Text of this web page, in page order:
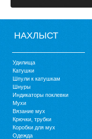
НАХЛЫСТ
Удилища
Катушки
Шпули к катушкам
Шнуры
Индикаторы поклевки
Мухи
Вязание мух
Крючки, трубки
Коробки для мух
Одежда